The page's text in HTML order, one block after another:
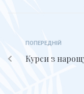
ПОПЕРЕДНІЙ
Курси з